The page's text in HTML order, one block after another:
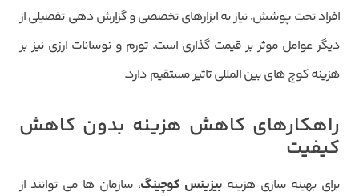
افراد تحت پوشش، نیاز به ابزارهای تخصصی و گزارش دهی تفصیلی از
دیگر عوامل موثر بر قیمت گذاری است. تورم و نوسانات ارزی نیز بر
هزینه کوچ های بین المللی تاثیر مستقیم دارد.
راهکارهای کاهش هزینه بدون کاهش
کیفیت
برای بهینه سازی هزینهبیزینس کوچینگ، سازمان ها می توانند از